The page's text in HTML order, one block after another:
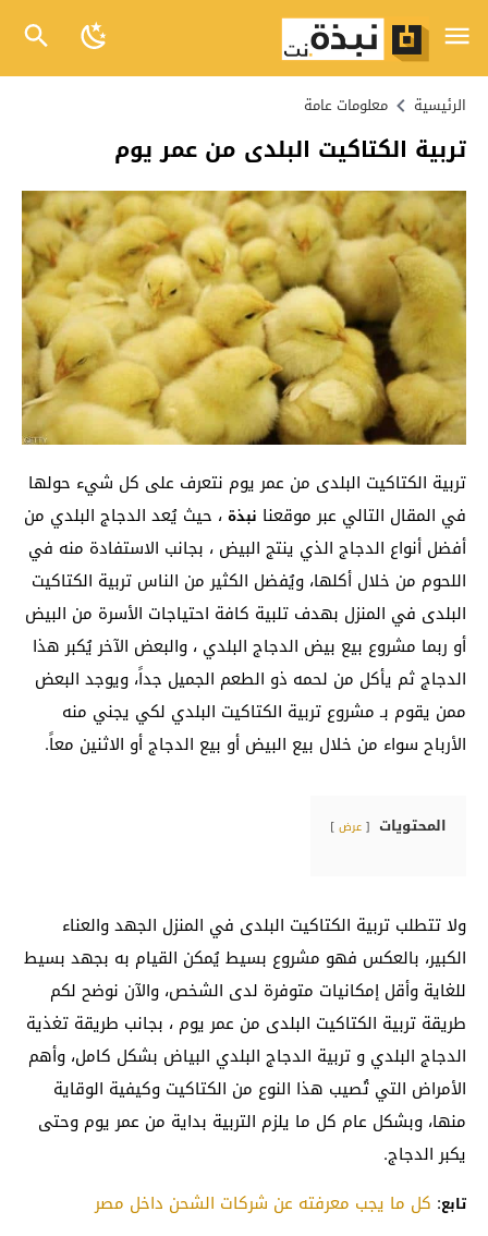
الرئيسية معلومات عامة
تربية الكتاكيت البلدى من عمر يوم
تربية الكتاكيت البلدى من عمر يوم نتعرف على كل شيء حولها
في المقال التالي عبر موقعنا نبذة ، حيث يُعد الدجاج البلدي من
أفضل أنواع الدجاج الذي ينتج البيض ، بجانب الاستفادة منه في
اللحوم من خلال أكلها، ويُفضل الكثير من الناس تربية الكتاكيت
البلدى في المنزل بهدف تلبية كافة احتياجات الأسرة من البيض
أو ربما مشروع بيع بيض الدجاج البلدي ، والبعض الآخر يُكبر هذا
الدجاج ثم يأكل من لحمه ذو الطعم الجميل جداً، ويوجد البعض
ممن يقوم بـ مشروع تربية الكتاكيت البلدي لكي يجني منه
الأرباح سواء من خلال بيع البيض أو بيع الدجاج أو الاثنين معاً.
المحتويات عرض
ولا تتطلب تربية الكتاكيت البلدى في المنزل الجهد والعناء
الكبير، بالعكس فهو مشروع بسيط يُمكن القيام به بجهد بسيط
للغاية وأقل إمكانيات متوفرة لدى الشخص، والآن نوضح لكم
طريقة تربية الكتاكيت البلدى من عمر يوم ، بجانب طريقة تغذية
الدجاج البلدي و تربية الدجاج البلدي البياض بشكل كامل، وأهم
الأمراض التي تُصيب هذا النوع من الكتاكيت وكيفية الوقاية
منها، وبشكل عام كل ما يلزم التربية بداية من عمر يوم وحتى
يكبر الدجاج.
تابع: كل ما يجب معرفته عن شركات الشحن داخل مصر